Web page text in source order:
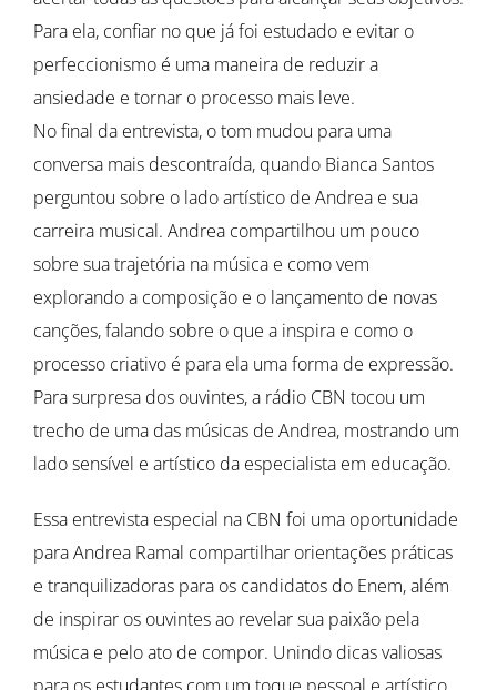
Para ela, confiar no que já foi estudado e evitar o
perfeccionismo é uma maneira de reduzir a
ansiedade e tornar o processo mais leve.
No final da entrevista, o tom mudou para uma
conversa mais descontraída, quando Bianca Santos
perguntou sobre o lado artístico de Andrea e sua
carreira musical. Andrea compartilhou um pouco
sobre sua trajetória na música e como vem
explorando a composição e o lançamento de novas
canções, falando sobre o que a inspira e como o
processo criativo é para ela uma forma de expressão.
Para surpresa dos ouvintes, a rádio CBN tocou um
trecho de uma das músicas de Andrea, mostrando um
lado sensível e artístico da especialista em educação.
Essa entrevista especial na CBN foi uma oportunidade
para Andrea Ramal compartilhar orientações práticas
e tranquilizadoras para os candidatos do Enem, além
de inspirar os ouvintes ao revelar sua paixão pela
música e pelo ato de compor. Unindo dicas valiosas